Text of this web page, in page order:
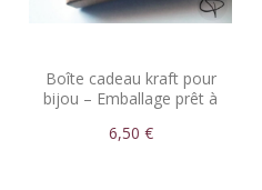
Boîte cadeau kraft pour
bijou – Emballage prêt à
6,50 €